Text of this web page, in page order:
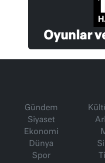
Oyunlar
Gündem
Siyaset
Ekonomi
Dünya
Spor